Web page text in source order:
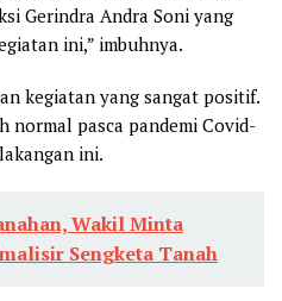
Gerindra Andra Soni yang
ini,” imbuhnya.
kegiatan yang sangat positif.
normal pasca pandemi Covid-
ini.
Wakil Minta
Sengketa Tanah